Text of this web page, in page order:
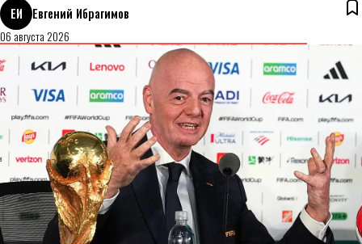
ЕИ
Евгений Ибрагимов
06 августа 2026